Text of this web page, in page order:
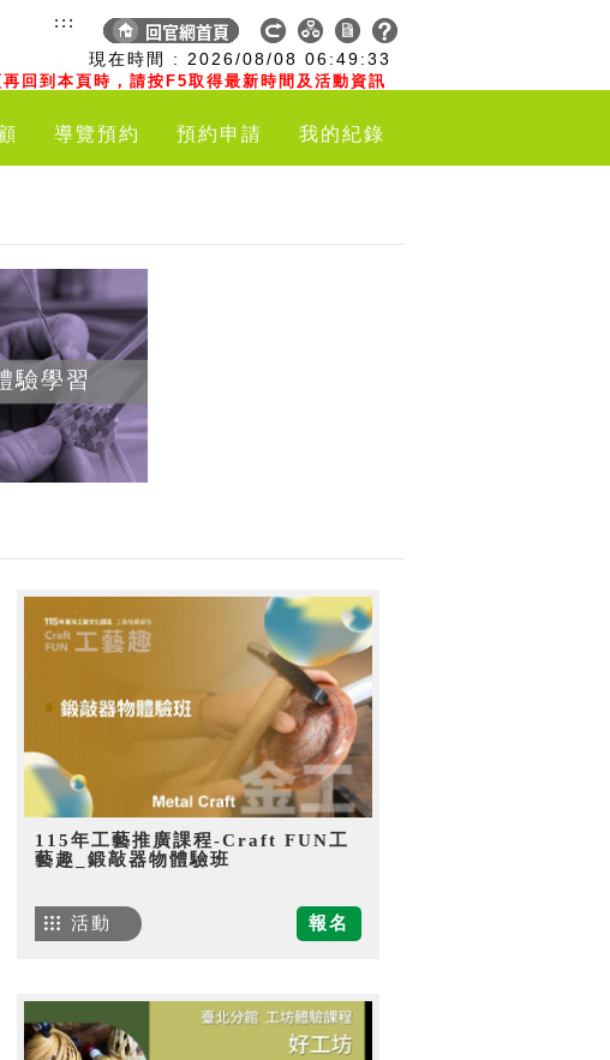
現在時間 : 2026/08/08 06:49:34
回到本頁時，請按F5取得最新時間及活動資訊
:::
導覽預約 預約申請 我的紀錄
驗學習
115年工藝推廣課程-Craft FUN工
藝趣_鍛敲器物體驗班
報名
活動